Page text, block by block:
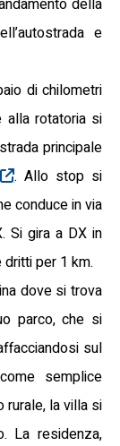
e
di chilometri
alla rotatoria si
principale
. Allo stop si
conduce in via
Si gira a DX in
dritti per 1 km.
dove si trova
parco, che si
sul
semplice
rurale, la villa si
La residenza,